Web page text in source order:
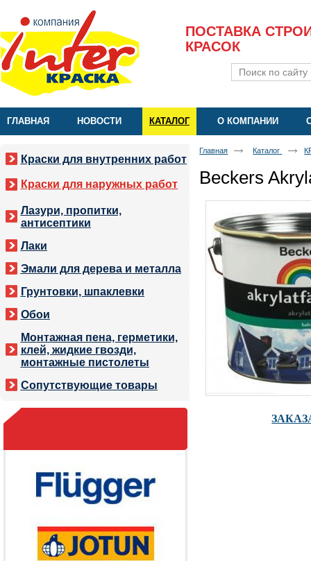
ПОСТАВКА
КРАСОК
ГЛАВНАЯ НОВОСТИ КАТАЛОГ О КОМПАНИИ
Краски для внутренних работ
Краски для наружных работ
Лазури, пропитки,
антисептики
Лаки
Эмали для дерева и металла
Грунтовки, шпаклевки
Обои
Монтажная пена, герметики,
клей, жидкие гвозди,
монтажные пистолеты
Сопутствующие товары
Главная Каталог
Beckers